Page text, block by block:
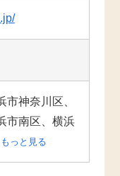
神奈川区、
市南区、横浜
もっと見る